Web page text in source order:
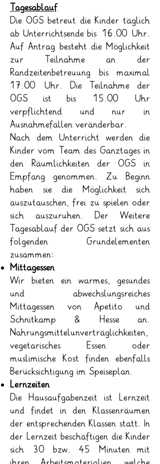
Tagesablauf
Die OGS betreut die Kinder täglich
ab Unterrichtsende bis 16.00 Uhr.
Auf Antrag besteht die Möglichkeit
zur Teilnahme an der
Randzeitenbetreuung bis maximal
17.00 Uhr. Die Teilnahme der
OGS ist bis 15.00 Uhr
verpflichtend und nur in
Ausnahmefällen veränderbar.
Nach dem Unterricht werden die
Kinder vom Team des Ganztages in
den Räumlichkeiten der OGS in
Empfang genommen. Zu Beginn
haben sie die Möglichkeit sich
auszutauschen, frei zu spielen oder
sich auszuruhen. Der Weitere
Tagesablauf der OGS setzt sich aus
folgenden Grundelementen
zusammen:
Mittagessen
Wir bieten ein warmes, gesundes
und abwechslungsreiches
Mittagessen von Apetito und
Schnitkamp & Hesse an.
Nahrungsmittelunverträglichkeiten,
vegetarisches Essen oder
muslimische Kost finden ebenfalls
Berücksichtigung im Speiseplan.
Lernzeiten
Die Hausaufgabenzeit ist Lernzeit
und findet in den Klassenräumen
der entsprechenden Klassen statt. In
der Lernzeit beschäftigen die Kinder
sich 30 bzw. 45 Minuten mit